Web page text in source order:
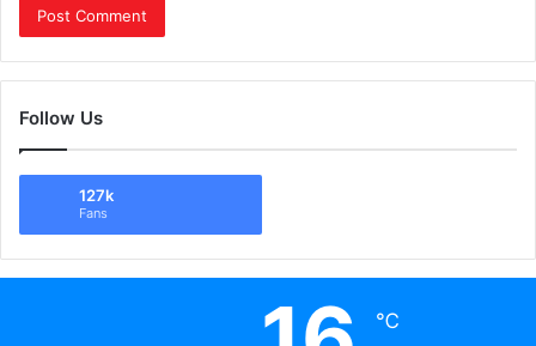
Follow Us
127k
Fans
℃